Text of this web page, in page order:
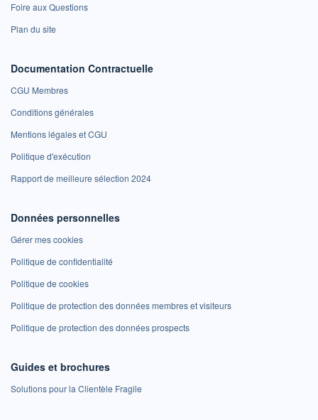
Foire aux Questions
Plan du site
Documentation Contractuelle
CGU Membres
Conditions générales
Mentions légales et CGU
Politique d'exécution
Rapport de meilleure sélection 2024
Données personnelles
Gérer mes cookies
Politique de confidentialité
Politique de cookies
Politique de protection des données membres et visiteurs
Politique de protection des données prospects
Guides et brochures
Solutions pour la Clientèle Fragile